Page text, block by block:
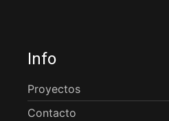
Info
Proyectos
Contacto